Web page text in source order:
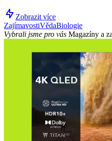
Zobrazit více
ZajímavostiVědaBiologie
Vybrali jsme pro vás Magazíny a